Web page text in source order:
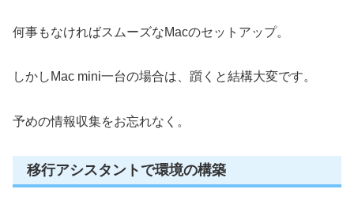
何事もなければスムーズなMacのセットアップ。
しかしMac mini一台の場合は、躓くと結構大変です。
予めの情報収集をお忘れなく。
移行アシスタントで環境の構築